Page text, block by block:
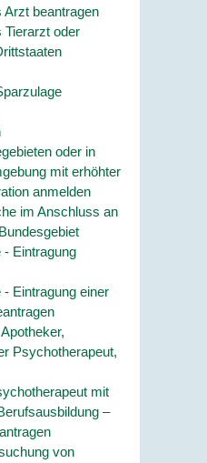
Arzt beantragen
Tierarzt oder
oder in
mit erhöhter
anmelden
im Anschluss an
Eintragung
Eintragung einer
Psychotherapeut,
mit
–
von